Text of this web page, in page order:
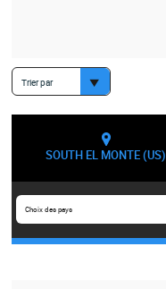
Trier par
SOUTH EL MONTE (US)
Choix des pays